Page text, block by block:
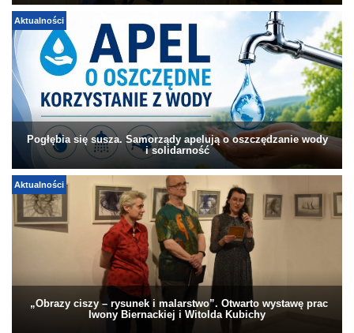
Aktualności
Pogłębia się susza. Samorządy apelują o oszczędzanie wody
i solidarność
Aktualności
„Obrazy ciszy – rysunek i malarstwo”. Otwarto wystawę prac
Iwony Biernackiej i Witolda Kubichy